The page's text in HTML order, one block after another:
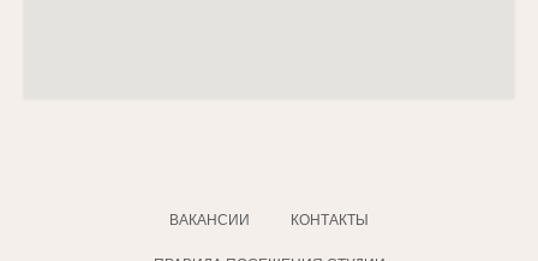
ВАКАНСИИ КОНТАКТЫ